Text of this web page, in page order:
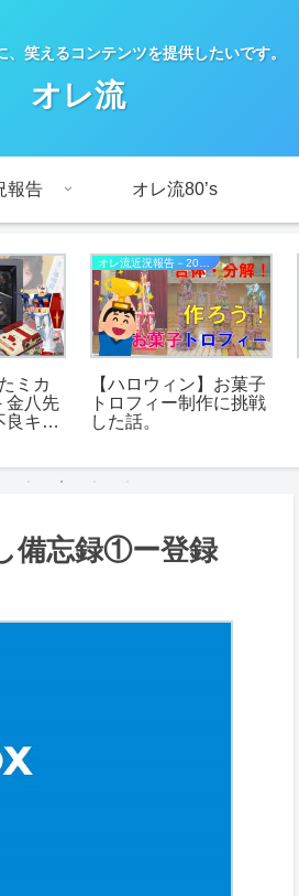
、笑えるコンテンツを提供したいです。
オレ流
報告 オレ流80’s
ミカ
金八先
良キャ
オレ流近況報告－2022年
【ハロウィン】お菓子
トロフィー制作に挑戦
した話。
備忘録①ー登録